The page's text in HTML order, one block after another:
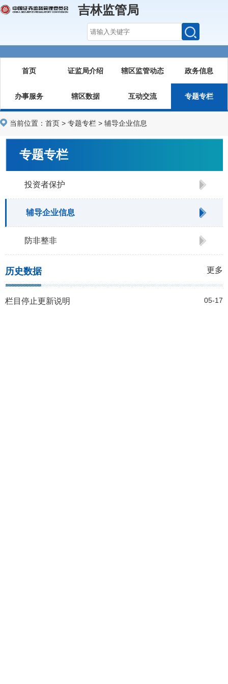
吉林监管局
首页 证监局介绍 辖区监管动态 政务信息
办事服务 辖区数据 互动交流 专题专栏
当前位置： 首页 > 专题专栏 > 辅导企业信息
专题专栏
投资者保护
辅导企业信息
防非整非
历史数据 更多
栏目停止更新说明 05-17